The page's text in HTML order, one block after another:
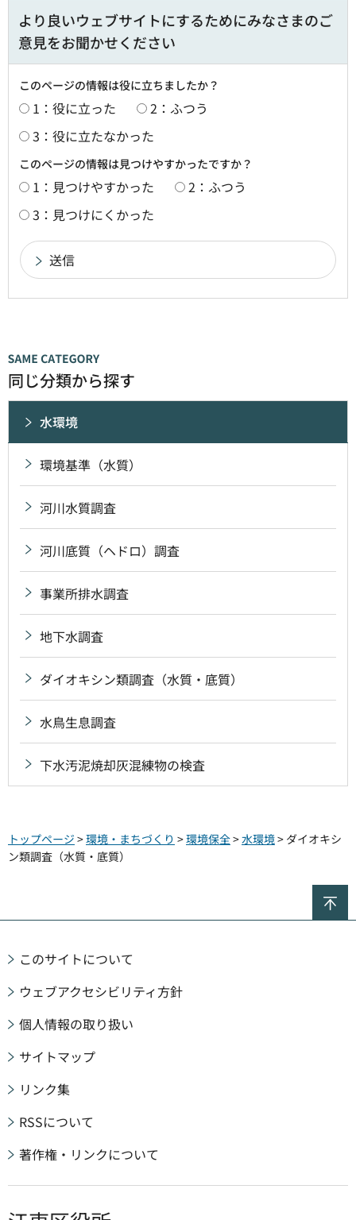
より良いウェブサイトにするためにみなさまのご
意見をお聞かせください
このページの情報は役に立ちましたか？
1：役に立った
2：ふつう
3：役に立たなかった
このページの情報は見つけやすかったですか？
1：見つけやすかった
2：ふつう
3：見つけにくかった
同じ分類から探す
水環境
環境基準（水質）
河川水質調査
河川底質（ヘドロ）調査
事業所排水調査
地下水調査
ダイオキシン類調査（水質・底質）
水鳥生息調査
下水汚泥焼却灰混練物の検査
トップページ >環境・まちづくり >環境保全>水環境> ダイオキシ
ン類調査（水質・底質）
このサイトについて
ウェブアクセシビリティ方針
個人情報の取り扱い
サイトマップ
リンク集
RSSについて
著作権・リンクについて